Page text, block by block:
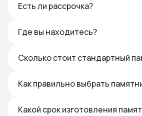
Есть ли рассрочка?
Где вы находитесь?
Сколько стоит стандартный
Как правильно выбрать
Какой срок изготовления